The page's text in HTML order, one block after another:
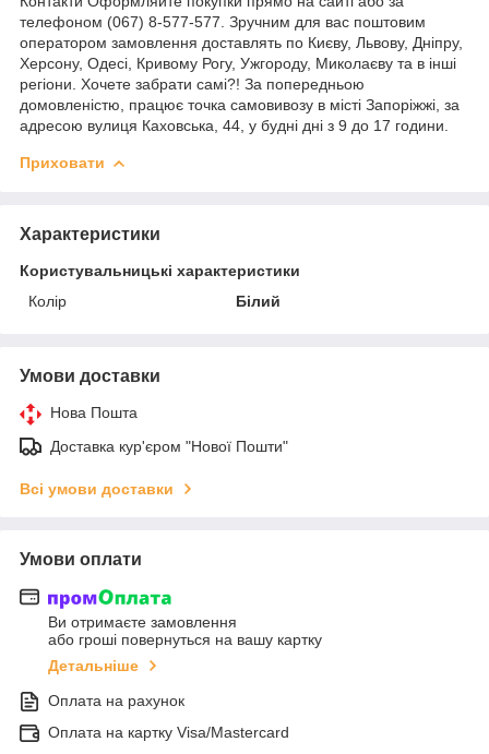
телефоном (067) 8-577-577. Зручним для вас поштовим
оператором замовлення доставлять по Києву, Львову, Дніпру,
Херсону, Одесі, Кривому Рогу, Ужгороду, Миколаєву та в інші
регіони. Хочете забрати самі?! За попередньою
домовленістю, працює точка самовивозу в місті Запоріжжі, за
адресою вулиця Каховська, 44, у будні дні з 9 до 17 години.
Приховати
Характеристики
Користувальницькі характеристики
Колір
Білий
Умови доставки
Нова Пошта
Доставка кур'єром "Нової Пошти"
Всі умови доставки
Умови оплати
Ви отримаєте замовлення
або гроші повернуться на вашу картку
Детальніше
Оплата на рахунок
Оплата на картку Visa/Mastercard